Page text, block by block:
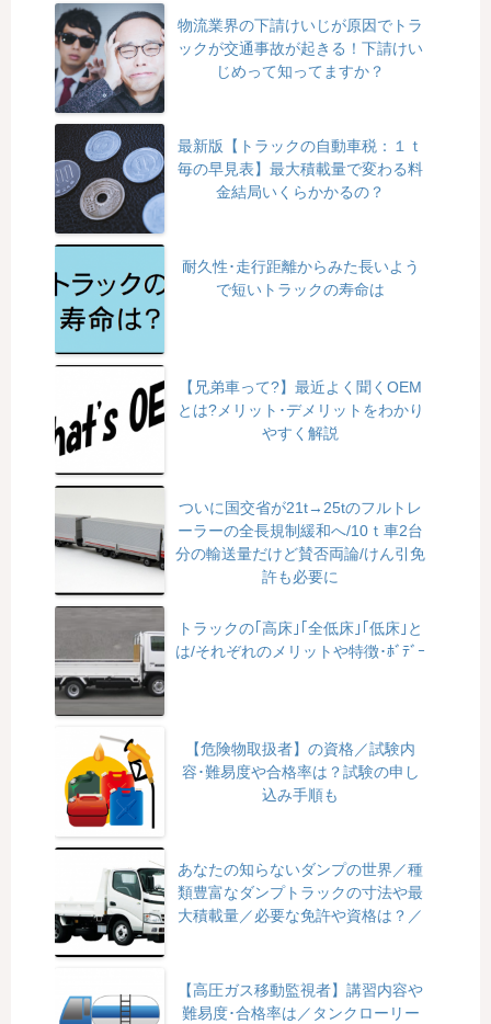
物流業界の下請けいじが原因でトラ
ックが交通事故が起きる！下請けい
じめって知ってますか？
最新版【トラックの自動車税：１ｔ
毎の早見表】最大積載量で変わる料
金結局いくらかかるの？
耐久性･走行距離からみた長いよう
で短いトラックの寿命は
【兄弟車って?】最近よく聞くOEM
とは?メリット･デメリットをわかり
やすく解説
ついに国交省が21t→25tのフルトレ
ーラーの全長規制緩和へ/10ｔ車2台
分の輸送量だけど賛否両論/けん引免
許も必要に
トラックの｢高床｣｢全低床｣｢低床｣と
は/それぞれのメリットや特徴･ﾎﾞﾃﾞｰ
【危険物取扱者】の資格／試験内
容･難易度や合格率は？試験の申し
込み手順も
あなたの知らないダンプの世界／種
類豊富なダンプトラックの寸法や最
大積載量／必要な免許や資格は？／
【高圧ガス移動監視者】講習内容や
難易度･合格率は／タンクローリー